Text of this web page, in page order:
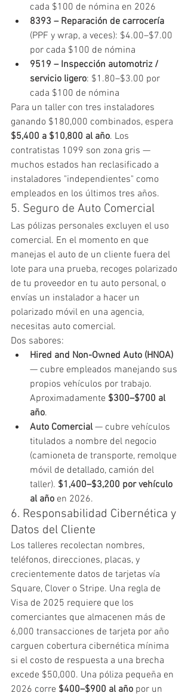
cada $100 de nómina en 2026
8393 – Reparación de carrocería
(PPF y wrap, a veces): $4.00–$7.00
por cada $100 de nómina
9519 – Inspección automotriz /
servicio ligero: $1.80–$3.00 por
cada $100 de nómina
Para un taller con tres instaladores
ganando $180,000 combinados, espera
$5,400 a $10,800 al año. Los
contratistas 1099 son zona gris —
muchos estados han reclasificado a
instaladores "independientes" como
empleados en los últimos tres años.
5. Seguro de Auto Comercial
Las pólizas personales excluyen el uso
comercial. En el momento en que
manejas el auto de un cliente fuera del
lote para una prueba, recoges polarizado
de tu proveedor en tu auto personal, o
envías un instalador a hacer un
polarizado móvil en una agencia,
necesitas auto comercial.
Dos sabores:
Hired and Non-Owned Auto (HNOA)
— cubre empleados manejando sus
propios vehículos por trabajo.
Aproximadamente $300–$700 al
año.
Auto Comercial — cubre vehículos
titulados a nombre del negocio
(camioneta de transporte, remolque
móvil de detallado, camión del
taller). $1,400–$3,200 por vehículo
al año en 2026.
6. Responsabilidad Cibernética y
Datos del Cliente
Los talleres recolectan nombres,
teléfonos, direcciones, placas, y
crecientemente datos de tarjetas vía
Square, Clover o Stripe. Una regla de
Visa de 2025 requiere que los
comerciantes que almacenen más de
6,000 transacciones de tarjeta por año
carguen cobertura cibernética mínima
si el costo de respuesta a una brecha
excede $50,000. Una póliza pequeña en
2026 corre $400–$900 al año por un